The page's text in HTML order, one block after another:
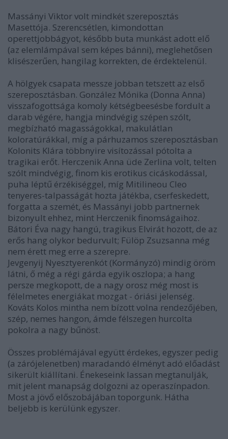
Massányi Viktor volt mindkét szereposztás
Masettója. Szerencsétlen, kimondottan
operettjobbágyot, később buta munkást adott elő
(az elemlámpával sem képes bánni), meglehetősen
klisészerűen, hangilag korrekten, de érdektelenül.
A hölgyek csapata messze jobban tetszett az első
szereposztásban. González Mónika (Donna Anna)
visszafogottsága komoly kétségbeesésbe fordult a
darab végére, hangja mindvégig szépen szólt,
megbízható magasságokkal, makulátlan
koloratúrákkal, míg a párhuzamos szereposztásban
Kolonits Klára többnyire visítozással pótolta a
tragikai erőt. Herczenik Anna üde Zerlina volt, telten
szólt mindvégig, finom kis erotikus cicáskodással,
puha léptű érzékiséggel, míg Mitilineou Cleo
tenyeres-talpasságát hozta játékba, cserfeskedett,
forgatta a szemét, és Massányi jobb partnernek
bizonyult ehhez, mint Herczenik finomságaihoz.
Bátori Éva nagy hangú, tragikus Elvirát hozott, de az
erős hang olykor bedurvult; Fülöp Zsuzsanna még
nem érett meg erre a szerepre.
Jevgenyij Nyesztyerenkót (Kormányzó) mindig öröm
látni, ő még a régi gárda egyik oszlopa; a hang
persze megkopott, de a nagy orosz még most is
félelmetes energiákat mozgat - óriási jelenség.
Kováts Kolos mintha nem bízott volna rendezőjében,
szép, nemes hangon, ámde félszegen hurcolta
pokolra a nagy bűnöst.
Összes problémájával együtt érdekes, egyszer pedig
(a zárójelenetben) maradandó élményt adó előadást
sikerült kiállítani. Énekeseink lassan megtanulják,
mit jelent manapság dolgozni az operaszínpadon.
Most a jövő előszobájában toporgunk. Hátha
beljebb is kerülünk egyszer.